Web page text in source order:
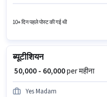
कंपनी की नीतियों के अनुसार दिए जा सकते हैं।
10+ दिन पहले पोस्ट की गई थी
ब्यूटीशियन
₹ 50,000 - 60,000per महीना
Yes Madam